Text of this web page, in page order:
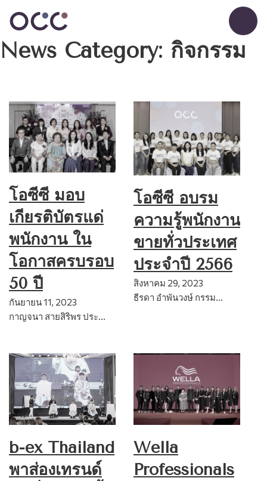
News Category: กิจกรรม
โอซีซี มอบ
เกียรติบัตรแด่
พนักงาน ใน
โอกาสครบรอบ
50 ปี
กันยายน 11, 2023
กาญจนา สายสิริพร ประ…
โอซีซี อบรม
ความรู้พนักงาน
ขายทั่วประเทศ
ประจำปี 2566
สิงหาคม 29, 2023
ธีรดา อำพันวงษ์ กรรม…
b-ex Thailand
พาส่องเทรนด์
Wella
Professionals